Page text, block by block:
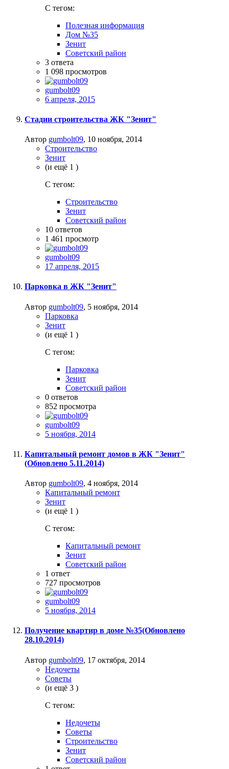
C тегом:
Полезная информация
Дом №35
Зенит
Советский район
3 ответа
1 098 просмотров
gumbolt09
6 апреля, 2015
Стадии строительства ЖК "Зенит"
Автор gumbolt09, 10 ноября, 2014
Строительство
Зенит
(и ещё 1 )
C тегом:
Строительство
Зенит
Советский район
10 ответов
1 461 просмотр
gumbolt09
17 апреля, 2015
Парковка в ЖК "Зенит"
Автор gumbolt09, 5 ноября, 2014
Парковка
Зенит
(и ещё 1 )
C тегом:
Парковка
Зенит
Советский район
0 ответов
852 просмотра
gumbolt09
5 ноября, 2014
Капитальный ремонт домов в ЖК "Зенит"
(Обновлено 5.11.2014)
Автор gumbolt09, 4 ноября, 2014
Капитальный ремонт
Зенит
(и ещё 1 )
C тегом:
Капитальный ремонт
Зенит
Советский район
1 ответ
727 просмотров
gumbolt09
5 ноября, 2014
Получение квартир в доме №35(Обновлено
28.10.2014)
Автор gumbolt09, 17 октября, 2014
Недочеты
Советы
(и ещё 3 )
C тегом:
Недочеты
Советы
Строительство
Зенит
Советский район